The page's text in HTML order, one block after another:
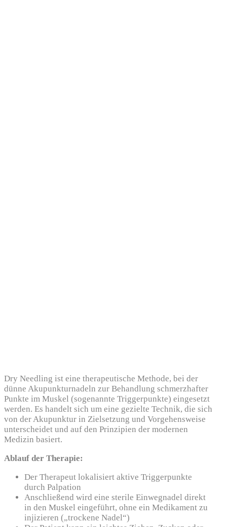
Dry Needling ist eine therapeutische Methode, bei der
dünne Akupunkturnadeln zur Behandlung schmerzhafter
Punkte im Muskel (sogenannte Triggerpunkte) eingesetzt
werden. Es handelt sich um eine gezielte Technik, die sich
von der Akupunktur in Zielsetzung und Vorgehensweise
unterscheidet und auf den Prinzipien der modernen
Medizin basiert.
Ablauf der Therapie:
Der Therapeut lokalisiert aktive Triggerpunkte
durch Palpation
Anschließend wird eine sterile Einwegnadel direkt
in den Muskel eingeführt, ohne ein Medikament zu
injizieren („trockene Nadel“)